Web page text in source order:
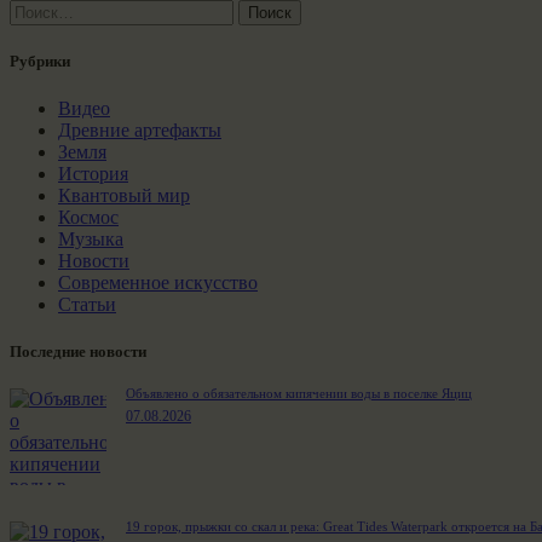
Найти:
Рубрики
Видео
Древние артефакты
Земля
История
Квантовый мир
Космос
Музыка
Новости
Современное искусство
Статьи
Последние новости
Объявлено о обязательном кипячении воды в поселке Яциц
07.08.2026
19 горок, прыжки со скал и река: Great Tides Waterpark откроется на